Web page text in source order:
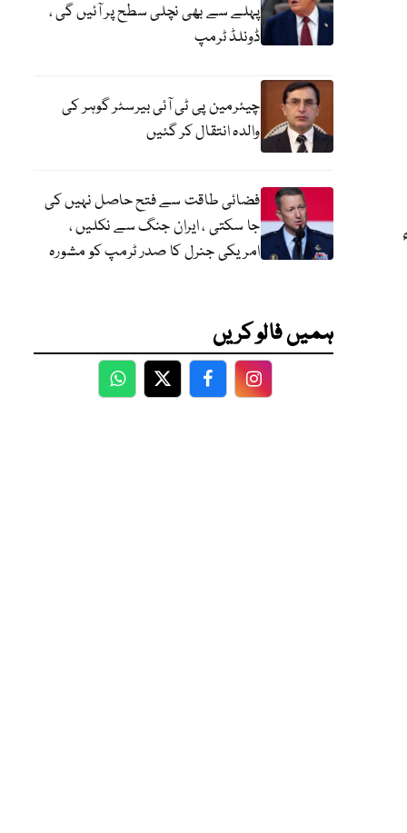
عمر عطا بندیال 17 ستمبر 1958ء
پہلے سے بھی نچلی سطح پر آئیں گی ،
ڈونلڈ ٹرمپ
چیئرمین پی ٹی آئی بیرسٹر گوہر کی
والدہ انتقال کر گئیں
فضائی طاقت سے فتح حاصل نہیں کی
جا سکتی ، ایران جنگ سے نکلیں ،
امریکی جنرل کا صدر ٹرمپ کو مشورہ
ہمیں فالو کریں
WhatsApp
TwitterFacebookFacebook